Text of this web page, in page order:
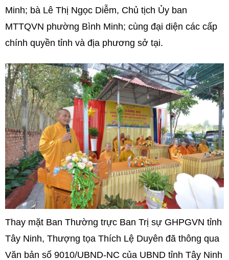
Minh; bà Lê Thị Ngọc Diễm, Chủ tịch Ủy ban
MTTQVN phường Bình Minh; cùng đại diện các cấp
chính quyền tỉnh và địa phương sở tại.
Thay mặt Ban Thường trực Ban Trị sự GHPGVN tỉnh
Tây Ninh, Thượng tọa Thích Lệ Duyên đã thông qua
Văn bản số 9010/UBND-NC của UBND tỉnh Tây Ninh